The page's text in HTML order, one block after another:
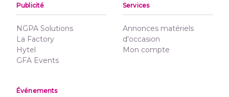
Publicité
NGPA Solutions
La Factory
Hytel
GFA Events
Services
Annonces matériels
d'occasion
Mon compte
Événements